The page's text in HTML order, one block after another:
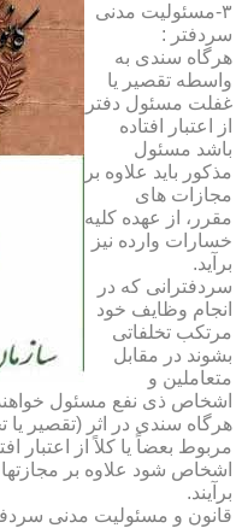
۳-مسئولیت مدنی
سردفتر :
هرگاه سندی به
واسطه تقصیر یا
غفلت مسئول دفتر
از اعتبار افتاده
باشد مسئول
مذکور باید علاوه بر
مجازات های
مقرر، از عهده کلیه
خسارات وارده نیز
برآید.
سردفترانی که در
انجام وظایف خود
مرتکب تخلفاتی
بشوند در مقابل
متعاملین و
اشخاص ذی نفع مسئول
هرگاه سندی در اثر (تقصیر یا
مربوط بعضاً یا کلاً از اعتبار
اشخاص شود علاوه بر
برآیند.
قانون و مسئولیت مدنی